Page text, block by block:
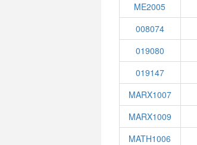
ME2005
008074
019080
019147
MARX1007
MARX1009
MATH1006